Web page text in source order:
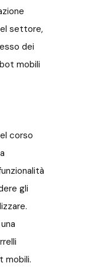
settore,
dei
mobili
corso
gli
mobili.